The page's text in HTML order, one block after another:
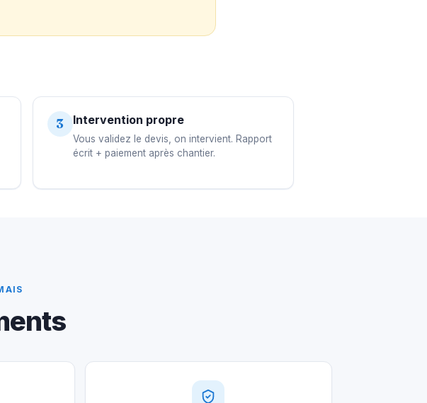
3 Intervention propre
Vous validez le devis, on intervient. Rapport
écrit + paiement après chantier.